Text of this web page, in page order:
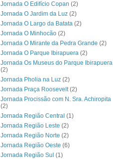
Jornada O Edifício Copan (2)
Jornada O Jardim da Luz (2)
Jornada O Largo da Batata (2)
Jornada O Minhocão (2)
Jornada O Mirante da Pedra Grande (2)
Jornada O Parque Ibirapuera (2)
Jornada Os Museus do Parque Ibirapuera
(2)
Jornada Pholia na Luz (2)
Jornada Praça Roosevelt (2)
Jornada Procissão com N. Sra. Achiropita
(2)
Jornada Região Central (1)
Jornada Região Leste (2)
Jornada Região Norte (2)
Jornada Região Oeste (6)
Jornada Região Sul (1)